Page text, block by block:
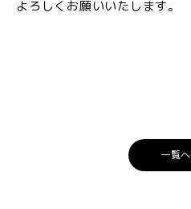
よろしくお願いいたします。
一覧へ